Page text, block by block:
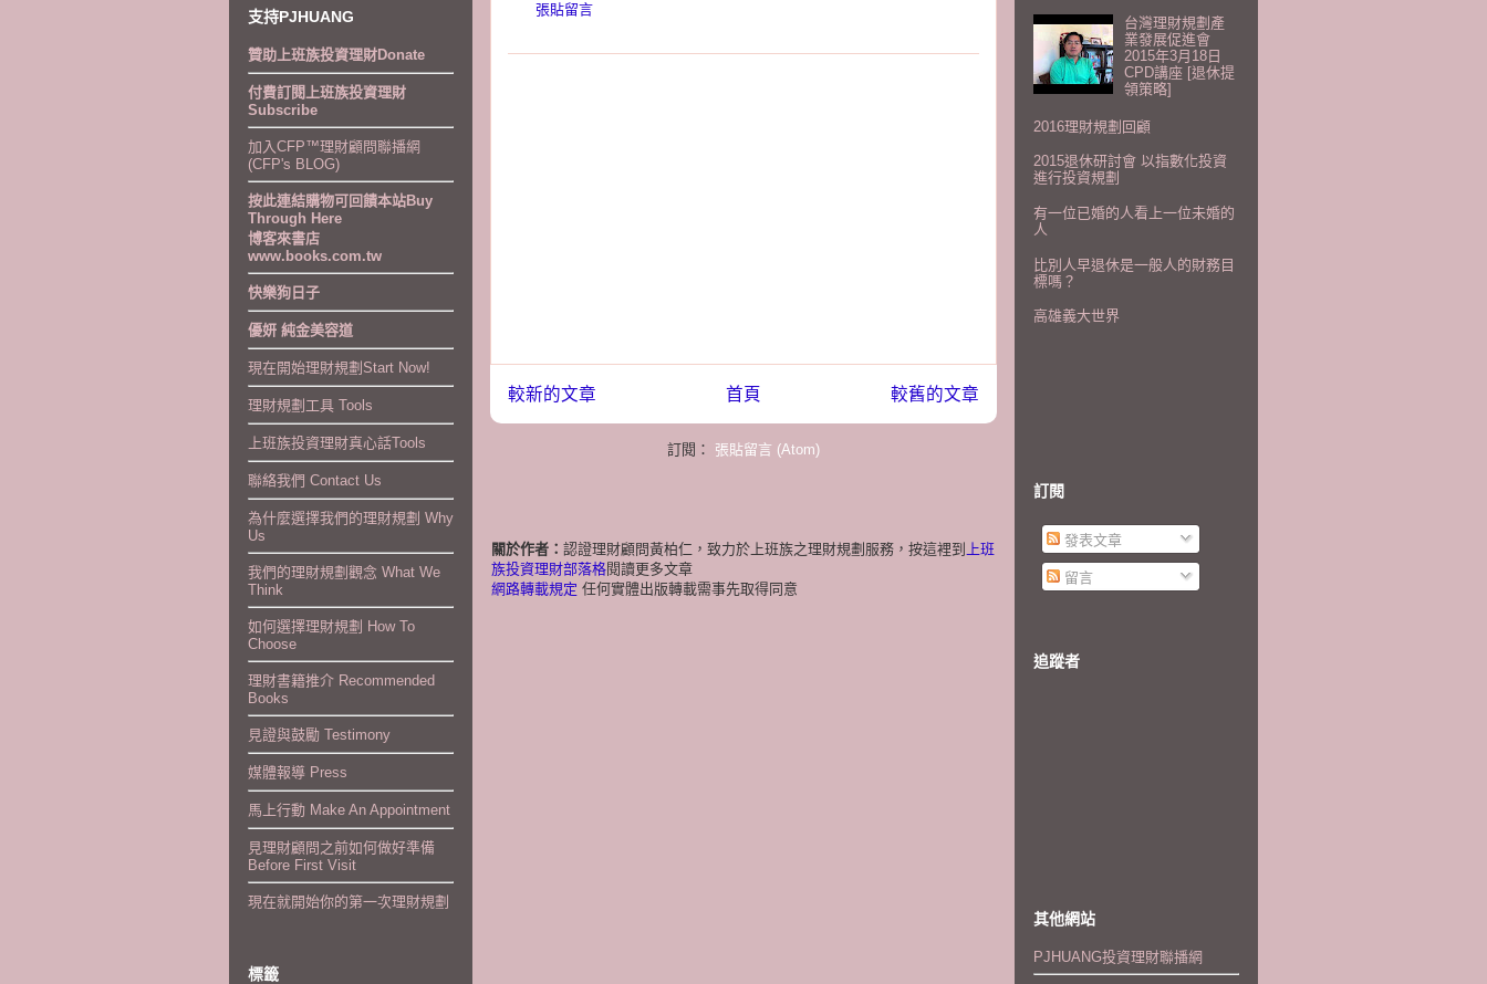
張貼留言
較新的文章 較舊的文章
首頁
訂閱： 張貼留言 (Atom)
關於作者： 認證理財顧問黃柏仁，致力於上班族之理財規劃服務，按這裡到 上班
族投資理財部落格閱讀更多文章
網路轉載規定 任何實體出版轉載需事先取得同意
支持PJHUANG
贊助上班族投資理財Donate
付費訂閱上班族投資理財
Subscribe
加入CFP™理財顧問聯播網
(CFP's BLOG)
按此連結購物可回饋本站Buy
Through Here
博客來書店
www.books.com.tw
快樂狗日子
優妍 純金美容道
現在開始理財規劃Start Now!
理財規劃工具 Tools
上班族投資理財真心話Tools
聯絡我們 Contact Us
為什麼選擇我們的理財規劃 Why
Us
我們的理財規劃觀念 What We
Think
如何選擇理財規劃 How To
Choose
理財書籍推介 Recommended
Books
見證與鼓勵 Testimony
媒體報導 Press
馬上行動 Make An Appointment
見理財顧問之前如何做好準備
Before First Visit
現在就開始你的第一次理財規劃
標籤
台灣理財規劃產
業發展促進會
2015年3月18日
CPD講座 [退休提
領策略]
2016理財規劃回顧
2015退休研討會 以指數化投資
進行投資規劃
有一位已婚的人看上一位未婚的
人
比別人早退休是一般人的財務目
標嗎？
高雄義大世界
訂閱
發表文章
留言
追蹤者
其他網站
PJHUANG投資理財聯播網